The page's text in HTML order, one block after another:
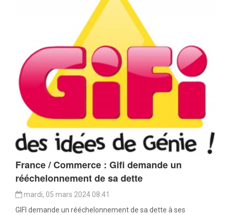
France / Commerce : Gifi demande un
rééchelonnement de sa dette
mardi, 05 mars 2024 08:41
GIFI demande un rééchelonnement de sa dette à ses